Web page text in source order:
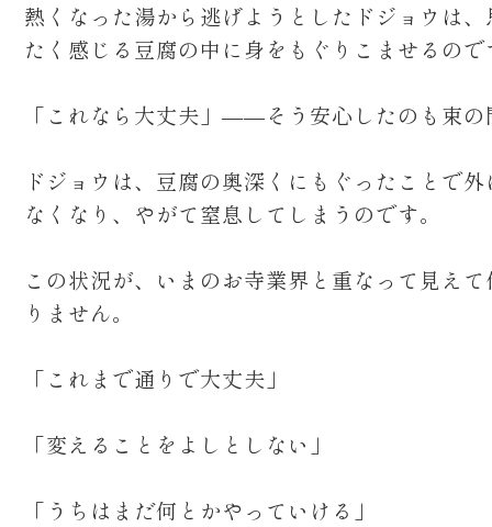
熱くなった湯から逃げようとしたドジョウは
たく感じる豆腐の中に身をもぐりこませるの
「これなら大丈夫」――そう安心したのも束の
ドジョウは、豆腐の奥深くにもぐったことで
なくなり、やがて窒息してしまうのです。
この状況が、いまのお寺業界と重なって見え
りません。
「これまで通りで大丈夫」
「変えることをよしとしない」
「うちはまだ何とかやっていける」